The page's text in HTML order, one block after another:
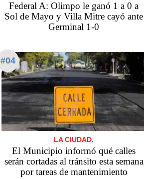
Federal A: Olimpo le ganó 1 a 0 a
Sol de Mayo y Villa Mitre cayó ante
Germinal 1-0
#04
LA CIUDAD.
El Municipio informó qué calles
serán cortadas al tránsito esta semana
por tareas de mantenimiento